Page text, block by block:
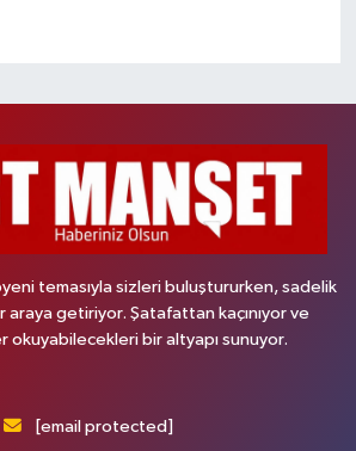
temasıyla sizleri buluştururken, sadelik
araya getiriyor. Şatafattan kaçınıyor ve
okuyabilecekleri bir altyapı sunuyor.
[email protected]